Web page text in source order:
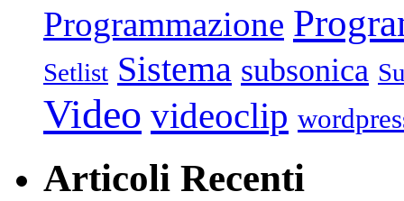
Programmazione
Setlist Sistema subsonica
Video videoclip
Articoli Recenti